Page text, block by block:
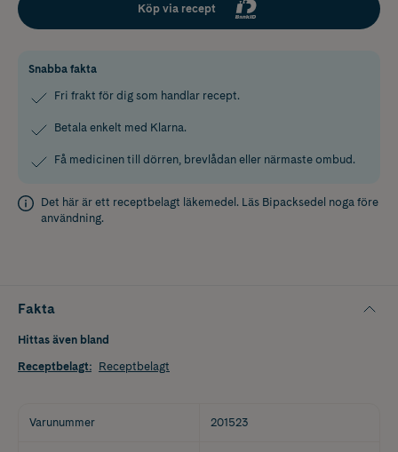
Köp via recept
Snabba fakta
Fri frakt för dig som handlar recept.
Betala enkelt med Klarna.
Få medicinen till dörren, brevlådan eller närmaste ombud.
Det här är ett receptbelagt läkemedel. Läs Bipacksedel noga före
användning.
Fakta
Hittas även bland
Receptbelagt: Receptbelagt
Varunummer 201523